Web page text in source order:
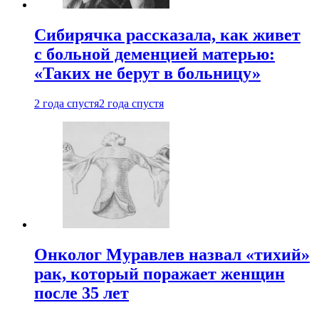
Сибирячка рассказала, как живет
с больной деменцией матерью:
«Таких не берут в больницу»
2 года спустя2 года спустя
Онколог Муравлев назвал «тихий»
рак, который поражает женщин
после 35 лет